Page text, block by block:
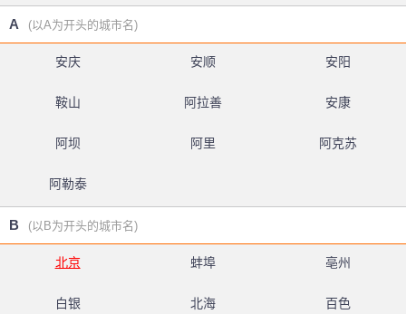
A (以A为开头的城市名)
安庆 安顺 安阳
鞍山 阿拉善 安康
阿坝 阿里 阿克苏
阿勒泰
B (以B为开头的城市名)
北京 蚌埠 亳州
白银 北海 百色